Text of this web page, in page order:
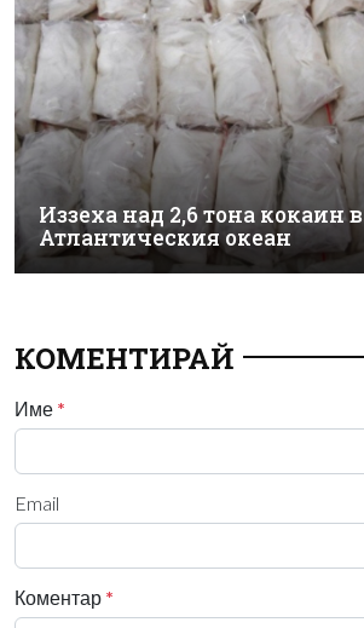
Иззеха над 2,6 тона кокаин в
Атлантическия океан
КОМЕНТИРАЙ
Име *
Email
Коментар *